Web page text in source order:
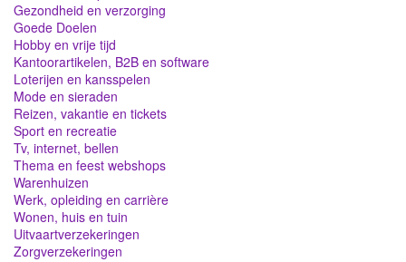
Gezondheid en verzorging
Goede Doelen
Hobby en vrije tijd
Kantoorartikelen, B2B en software
Loterijen en kansspelen
Mode en sieraden
Reizen, vakantie en tickets
Sport en recreatie
Tv, internet, bellen
Thema en feest webshops
Warenhuizen
Werk, opleiding en carrière
Wonen, huis en tuin
Uitvaartverzekeringen
Zorgverzekeringen